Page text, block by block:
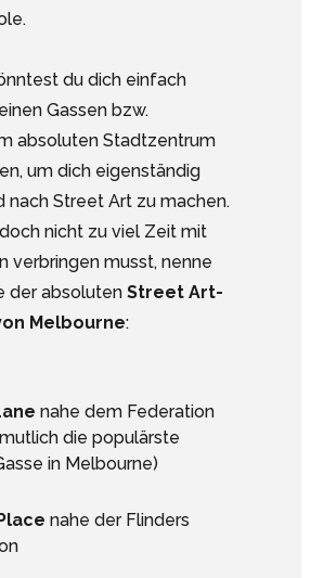
du dich einfach
Gassen bzw.
absoluten Stadtzentrum
um dich eigenständig
nach Street Art zu machen.
nicht zu viel Zeit mit
verbringen musst, nenne
der absoluten Street Art-
Melbourne:
nahe dem Federation
die populärste
in Melbourne)
nahe der Flinders